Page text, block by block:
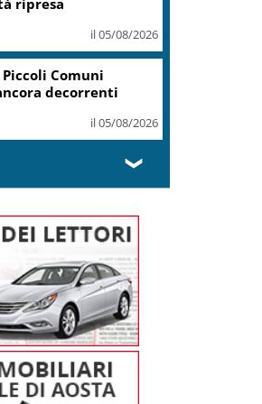
il 05/08/2026
Comuni
decorrenti
il 05/08/2026
❯